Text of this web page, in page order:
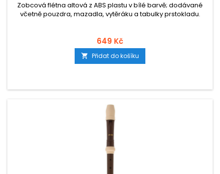
Zobcová flétna altová z ABS plastu v bílé barvě; dodávané
včetně pouzdra, mazadla, vytěráku a tabulky prstokladu.
649 Kč
 Přidat do košíku